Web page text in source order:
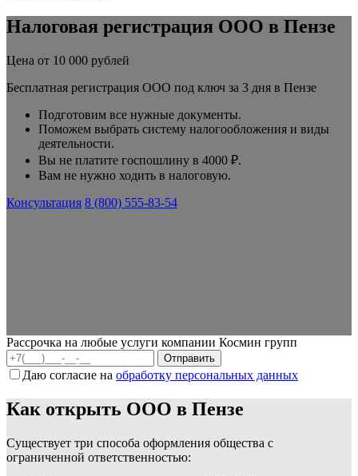
Налоговая регистрация ООО в Пензе
Цена от 10 000 рублей
Бесплатная регистрация ООО под ключ за 3 дня в Пензе
Подготовим все нужные документы.
Поможем выбрать систему налогообложения и виды
деятельности.
Вы не платите госпошлину в 4000 ₽.
Вам не нужно ходить в налоговую.
Консультация 8 (800) 555-83-54
Рассрочка на любые услуги компании Космин групп
Даю согласие на обработку персональных данных
Как открыть ООО в Пензе
Существует три способа оформления общества с
ограниченной ответственностью: